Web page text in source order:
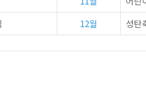
12월 성탄